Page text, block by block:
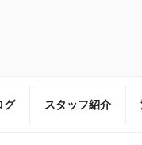
グ スタッフ紹介